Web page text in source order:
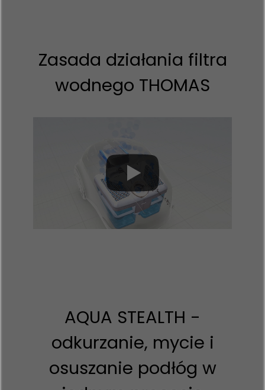
Zasada działania filtra
wodnego THOMAS
AQUA STEALTH -
odkurzanie, mycie i
osuszanie podłóg w